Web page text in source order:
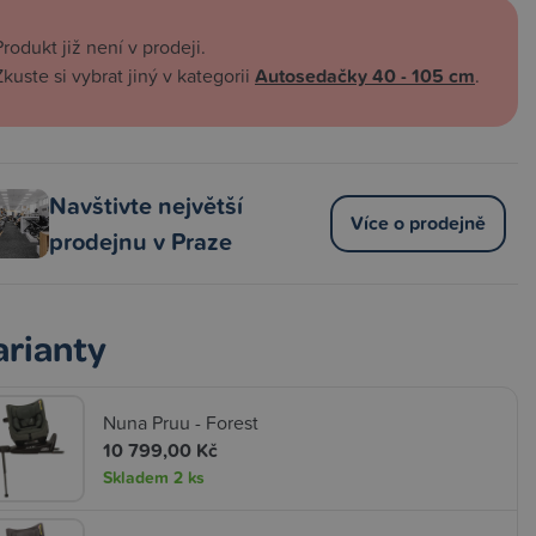
již není v prodeji.
si vybrat jiný v kategorii Autosedačky 40 - 105 cm.
Navštivte největší
prodejnu v Praze
Více o prodejně
Nuna Pruu - Forest
10 799,00 Kč
Skladem 2 ks